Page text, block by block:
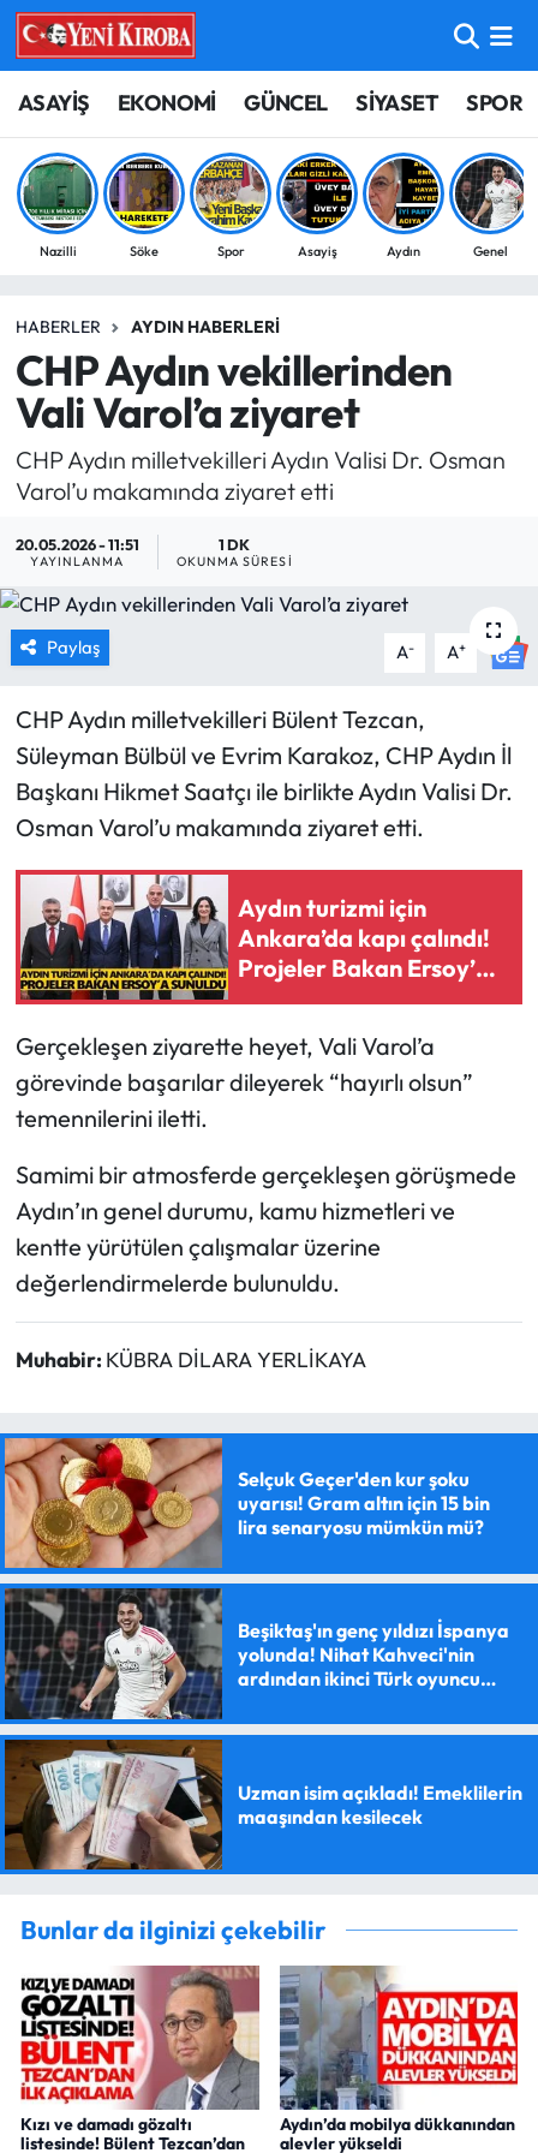
ASAYİŞ EKONOMİ GÜNCEL SİYASET SPOR
Nazilli Söke Spor Asayiş Aydın Genel
HABERLER AYDIN HABERLERI
CHP Aydın vekillerinden
Vali Varol’a ziyaret
CHP Aydın milletvekilleri Aydın Valisi Dr. Osman
Varol’u makamında ziyaret etti
20.05.2026 - 11:51
YAYINLANMA
1 DK
OKUNMA SÜRESI
Paylaş A- A+
CHP Aydın milletvekilleri Bülent Tezcan,
Süleyman Bülbül ve Evrim Karakoz, CHP Aydın İl
Başkanı Hikmet Saatçı ile birlikte Aydın Valisi Dr.
Osman Varol’u makamında ziyaret etti.
Aydın turizmi için
Ankara’da kapı çalındı!
Projeler Bakan Ersoy’a
sunuldu
Gerçekleşen ziyarette heyet, Vali Varol’a
görevinde başarılar dileyerek “hayırlı olsun”
temennilerini iletti.
Samimi bir atmosferde gerçekleşen görüşmede
Aydın’ın genel durumu, kamu hizmetleri ve
kentte yürütülen çalışmalar üzerine
değerlendirmelerde bulunuldu.
Muhabir: KÜBRA DİLARA YERLİKAYA
Selçuk Geçer'den kur şoku
uyarısı! Gram altın için 15 bin
lira senaryosu mümkün mü?
Beşiktaş'ın genç yıldızı İspanya
yolunda! Nihat Kahveci'nin
ardından ikinci Türk oyuncu
Uzman isim açıkladı! Emeklilerin
maaşından kesilecek
Bunlar da ilginizi çekebilir
Kızı ve damadı gözaltı
listesinde! Bülent Tezcan’dan
Aydın’da mobilya dükkanından
alevler yükseldi
ASAYİŞ
BİLİM-TEKNOLOJİ
ÇEVRE
EĞİTİM
EKONOMİ
GÜNCEL
SAĞLIK
SPOR
TARIM
TURİZM
YAŞAM
RESMİ İLANLAR
HABER İLAN
Aydın Nöbetçi Eczaneler
Aydın Hava Durumu
Aydin Namaz Vakitleri
Süper Lig Puan Durumu ve Fikstür
Tüm Manşetler
Son Dakika Haberleri